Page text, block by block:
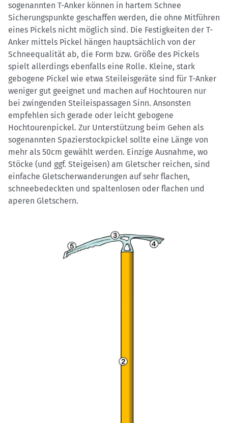
sogenannten T-Anker können in hartem Schnee
Sicherungspunkte geschaffen werden, die ohne Mitführen
eines Pickels nicht möglich sind. Die Festigkeiten der T-
Anker mittels Pickel hängen hauptsächlich von der
Schneequalität ab, die Form bzw. Größe des Pickels
spielt allerdings ebenfalls eine Rolle. Kleine, stark
gebogene Pickel wie etwa Steileisgeräte sind für T-Anker
weniger gut geeignet und machen auf Hochtouren nur
bei zwingenden Steileispassagen Sinn. Ansonsten
empfehlen sich gerade oder leicht gebogene
Hochtourenpickel. Zur Unterstützung beim Gehen als
sogenannten Spazierstockpickel sollte eine Länge von
mehr als 50cm gewählt werden. Einzige Ausnahme, wo
Stöcke (und ggf. Steigeisen) am Gletscher reichen, sind
einfache Gletscherwanderungen auf sehr flachen,
schneebedeckten und spaltenlosen oder flachen und
aperen Gletschern.